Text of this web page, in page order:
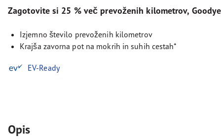
Zagotovite si 25 % več prevoženih kilometrov,
Izjemno število prevoženih kilometrov
Krajša zavorna pot na mokrih in suhih cestah*
EV-Ready
Opis